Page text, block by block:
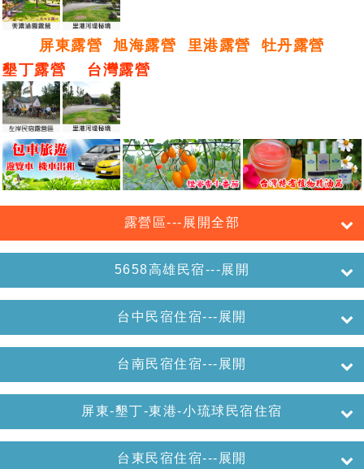
屏東露營 旭海露營 里港露營
牡丹露營
墾丁露營
台灣露營
露營區---展開全部
5658高雄民宿---展開
台中民宿住宿---展開
台南民宿住宿---展開
屏東-墾丁-東港-小琉球民宿住宿
台東民宿住宿---展開